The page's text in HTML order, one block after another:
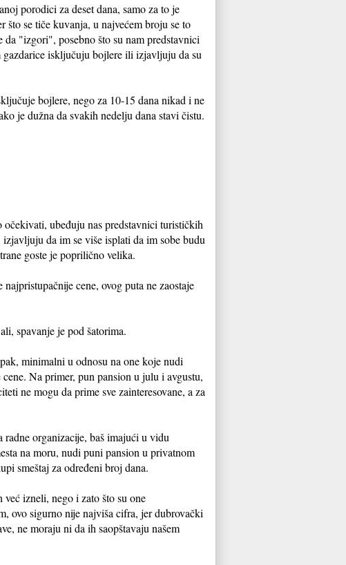
porodici za deset dana, samo za to je
se tiče kuvanja, u najvećem broju se to
"izgori", posebno što su nam predstavnici
isključuju bojlere ili izjavljuju da su
bojlere, nego za 10-15 dana nikad i ne
je dužna da svakih nedelju dana stavi čistu.
ubeđuju nas predstavnici turističkih
da im se više isplati da im sobe budu
goste je poprilično velika.
cene, ovog puta ne zaostaje
spavanje je pod šatorima.
minimalni u odnosu na one koje nudi
Na primer, pun pansion u julu i avgustu,
ne mogu da prime sve zainteresovane, a za
organizacije, baš imajući u vidu
na moru, nudi puni pansion u privatnom
smeštaj za određeni broj dana.
izneli, nego i zato što su one
ovo sigurno nije najviša cifra, jer dubrovački
ne moraju ni da ih saopštavaju našem